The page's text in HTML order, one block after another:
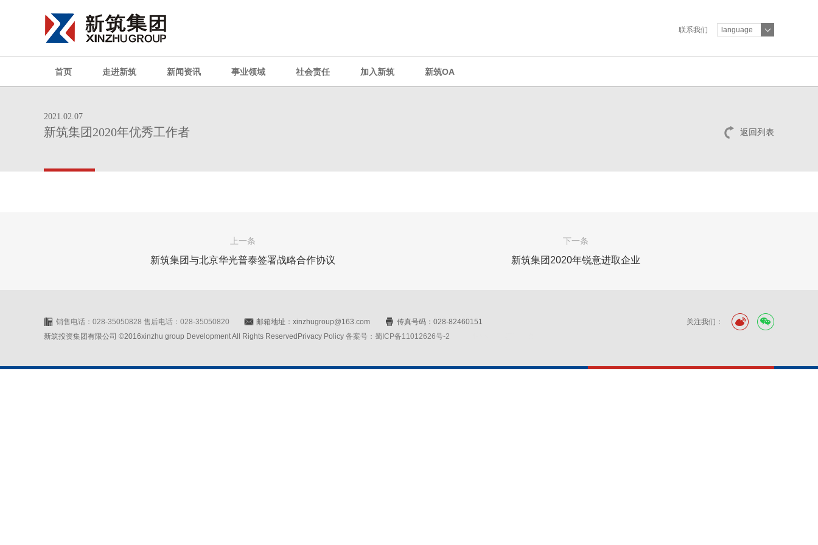
联系我们 language
首页 走进新筑 新闻资讯 事业领域 社会责任 加入新筑 新筑OA
返回列表
2021.02.07
新筑集团2020年优秀工作者
上一条
新筑集团与北京华光普泰签署战略合作协议
下一条
新筑集团2020年锐意进取企业
关注我们：
销售电话：028-35050828 售后电话：028-35050820 邮箱地址：xinzhugroup@163.com
传真号码：028-82460151
新筑投资集团有限公司 ©2016xinzhu group Development All Rights ReservedPrivacy Policy 备案号：蜀ICP备11012626号-2